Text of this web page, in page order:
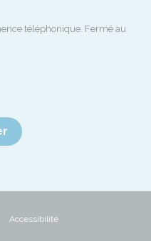
téléphonique. Fermé au
Accessibilité